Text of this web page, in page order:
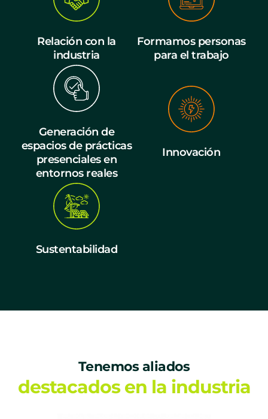
Relación con la
industria
Formamos personas
para el trabajo
Generación de
espacios de prácticas
presenciales en
entornos reales
Innovación
Sustentabilidad
Tenemos aliados
destacados en la industria